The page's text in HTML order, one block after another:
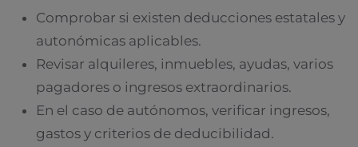
Comprobar si existen deducciones estatales y
autonómicas aplicables.
Revisar alquileres, inmuebles, ayudas, varios
pagadores o ingresos extraordinarios.
En el caso de autónomos, verificar ingresos,
gastos y criterios de deducibilidad.